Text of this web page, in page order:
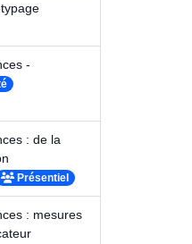
-
: de la
Présentiel
: mesures